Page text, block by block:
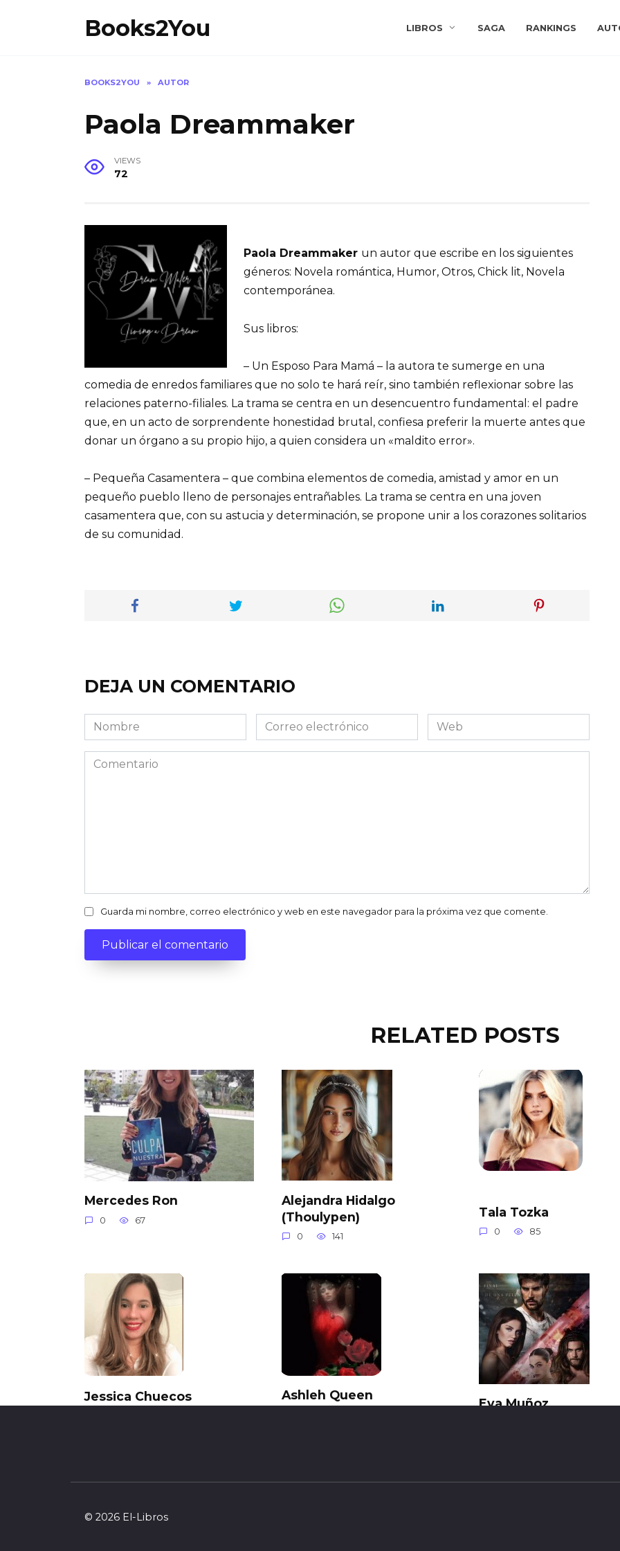
Books2You LIBROS SAGA RANKINGS
BOOKS2YOU » AUTOR
Paola Dreammaker
VIEWS
72
Paola Dreammaker un autor que escribe en los siguientes
géneros: Novela romántica, Humor, Otros, Chick lit, Novela
contemporánea.
Sus libros:
– Un Esposo Para Mamá – la autora te sumerge en una
comedia de enredos familiares que no solo te hará reír, sino también reflexionar sobre las
relaciones paterno-filiales. La trama se centra en un desencuentro fundamental: el padre
que, en un acto de sorprendente honestidad brutal, confiesa preferir la muerte antes que
donar un órgano a su propio hijo, a quien considera un «maldito error».
– Pequeña Casamentera – que combina elementos de comedia, amistad y amor en un
pequeño pueblo lleno de personajes entrañables. La trama se centra en una joven
casamentera que, con su astucia y determinación, se propone unir a los corazones solitarios
de su comunidad.
DEJA UN COMENTARIO
Nombre
Correo
electrónico
Web
Comentario
Guarda mi nombre, correo electrónico y web en este navegador para la próxima vez que comente.
RELATED POSTS
Mercedes Ron
0 67
Alejandra Hidalgo
(Thoulypen)
0 141
Tala Tozka
0 85
Jessica Chuecos Ashleh Queen
Eva Muñoz
© 2026 El-Libros